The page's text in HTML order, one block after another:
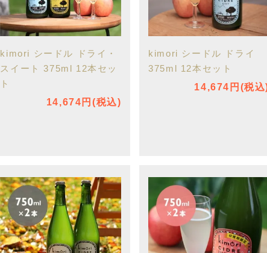
kimori シードル ドライ・
スイート 375ml 12本セッ
ト
14,674円(税込)
kimori シードル ドライ
375ml 12本セット
14,674円(税込